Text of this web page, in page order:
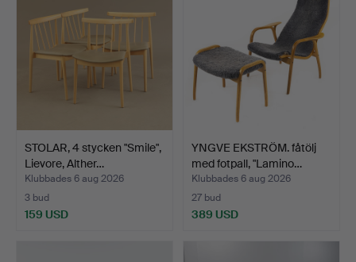
STOLAR, 4 stycken "Smile",
Lievore, Alther…
Klubbades 6 aug 2026
3 bud
159 USD
YNGVE EKSTRÖM. fåtölj
med fotpall, "Lamino…
Klubbades 6 aug 2026
27 bud
389 USD